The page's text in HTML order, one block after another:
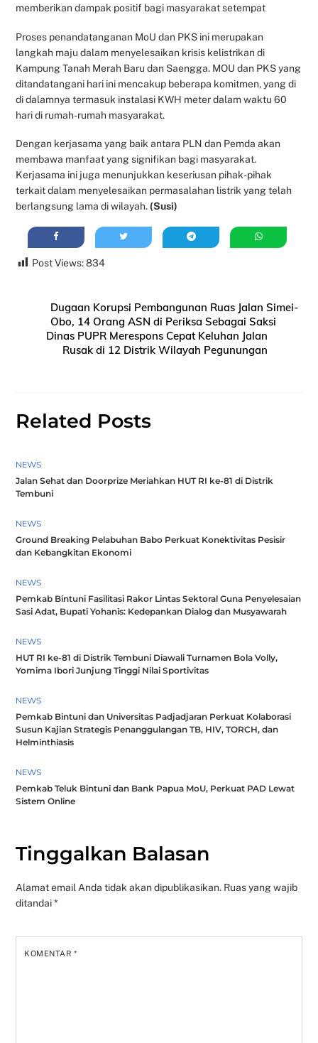
memberikan dampak positif bagi masyarakat setempat
Proses penandatanganan MoU dan PKS ini merupakan
langkah maju dalam menyelesaikan krisis kelistrikan di
Kampung Tanah Merah Baru dan Saengga. MOU dan PKS yang
ditandatangani hari ini mencakup beberapa komitmen, yang di
di dalamnya termasuk instalasi KWH meter dalam waktu 60
hari di rumah-rumah masyarakat.
Dengan kerjasama yang baik antara PLN dan Pemda akan
membawa manfaat yang signifikan bagi masyarakat.
Kerjasama ini juga menunjukkan keseriusan pihak-pihak
terkait dalam menyelesaikan permasalahan listrik yang telah
berlangsung lama di wilayah.(Susi)
Post Views: 834
Dugaan Korupsi Pembangunan Ruas Jalan Simei-
Obo, 14 Orang ASN di Periksa Sebagai Saksi
Dinas PUPR Merespons Cepat Keluhan Jalan
Rusak di 12 Distrik Wilayah Pegunungan
Related Posts
NEWS
Jalan Sehat dan Doorprize Meriahkan HUT RI ke-81 di Distrik
Tembuni
NEWS
Ground Breaking Pelabuhan Babo Perkuat Konektivitas Pesisir
dan Kebangkitan Ekonomi
NEWS
Pemkab Bintuni Fasilitasi Rakor Lintas Sektoral Guna Penyelesaian
Sasi Adat, Bupati Yohanis: Kedepankan Dialog dan Musyawarah
NEWS
HUT RI ke-81 di Distrik Tembuni Diawali Turnamen Bola Volly,
Yomima Ibori Junjung Tinggi Nilai Sportivitas
NEWS
Pemkab Bintuni dan Universitas Padjadjaran Perkuat Kolaborasi
Susun Kajian Strategis Penanggulangan TB, HIV, TORCH, dan
Helminthiasis
NEWS
Pemkab Teluk Bintuni dan Bank Papua MoU, Perkuat PAD Lewat
Sistem Online
Tinggalkan Balasan
Alamat email Anda tidak akan dipublikasikan. Ruas yang wajib
ditandai*
KOMENTAR*